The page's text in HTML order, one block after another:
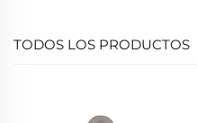
TODOS LOS PRODUCTOS